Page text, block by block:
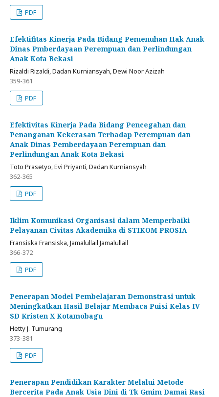
PDF
Efektifitas Kinerja Pada Bidang Pemenuhan Hak Anak
Dinas Pmberdayaan Perempuan dan Perlindungan
Anak Kota Bekasi
Rizaldi Rizaldi, Dadan Kurniansyah, Dewi Noor Azizah
359-361
PDF
Efektivitas Kinerja Pada Bidang Pencegahan dan
Penanganan Kekerasan Terhadap Perempuan dan
Anak Dinas Pemberdayaan Perempuan dan
Perlindungan Anak Kota Bekasi
Toto Prasetyo, Evi Priyanti, Dadan Kurniansyah
362-365
PDF
Iklim Komunikasi Organisasi dalam Memperbaiki
Pelayanan Civitas Akademika di STIKOM PROSIA
Fransiska Fransiska, Jamalullail Jamalullail
366-372
PDF
Penerapan Model Pembelajaran Demonstrasi untuk
Meningkatkan Hasil Belajar Membaca Puisi Kelas IV
SD Kristen X Kotamobagu
Hetty J. Tumurang
373-381
PDF
Penerapan Pendidikan Karakter Melalui Metode
Bercerita Pada Anak Usia Dini di Tk Gmim Damai Rasi